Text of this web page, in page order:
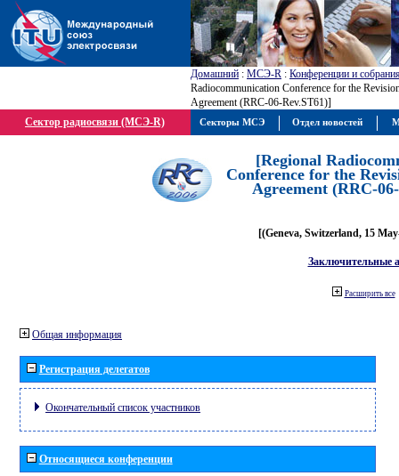
Домашний : МСЭ-R : Конференции и
Radiocommunication Conference for the
Agreement (RRC-06-Rev.ST61)]
Сектор радиосвязи (МСЭ-R)
[Regional
Conference for the
Agreement (RRC-
[(Geneva, Switzerland, 15
Заключительные
Расширить все
Общая информация
Регистрация делегатов
Окончательный список участников
Относящиеся конференции
Секторы МСЭ Отдел новостей